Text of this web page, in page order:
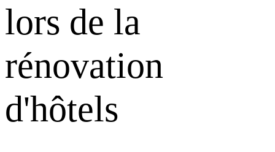
lors de la
rénovation
d'hôtels